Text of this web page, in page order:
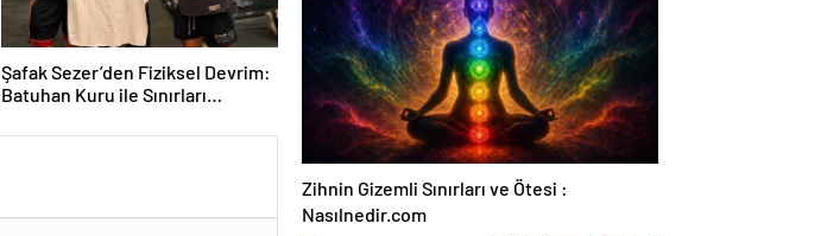
Şafak Sezer’den Fiziksel Devrim:
Batuhan Kuru ile Sınırları
Çevrildi
Zihnin Gizemli Sınırları ve Ötesi :
Nasılnedir.com